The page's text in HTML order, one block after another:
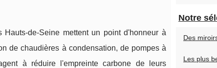
de-Seine mettent un point d'honneur à
de chaudières à condensation, de pompes à
à réduire l'empreinte carbone de leurs
Notre
Des
Les plus